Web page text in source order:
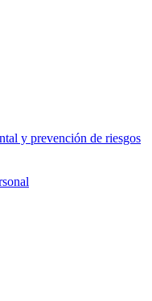
y prevención de riesgos